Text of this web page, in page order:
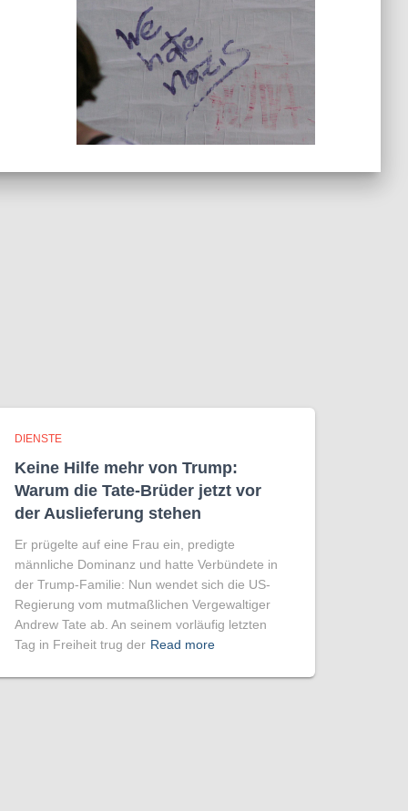
DIENSTE
Keine Hilfe mehr von Trump:
Warum die Tate-Brüder jetzt vor
der Auslieferung stehen
Er prügelte auf eine Frau ein, predigte
männliche Dominanz und hatte Verbündete in
der Trump-Familie: Nun wendet sich die US-
Regierung vom mutmaßlichen Vergewaltiger
Andrew Tate ab. An seinem vorläufig letzten
Tag in Freiheit trug der Read more